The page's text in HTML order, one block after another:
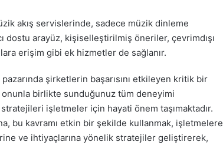
akış servislerinde, sadece müzik dinleme
dostu arayüz, kişiselleştirilmiş öneriler, çevrimdışı
erişim gibi ek hizmetler de sağlanır.
şirketlerin başarısını etkileyen kritik bir
birlikte sunduğunuz tüm deneyimi
işletmeler için hayati önem taşımaktadır.
bu kavramı etkin bir şekilde kullanmak, işletmelere
ve ihtiyaçlarına yönelik stratejiler geliştirerek,